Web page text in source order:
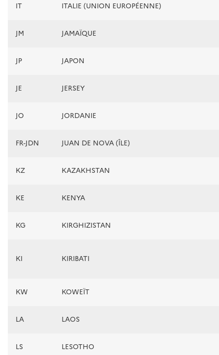
IT ITALIE (UNION EUROPÉENNE)
JM JAMAÏQUE
JP JAPON
JE JERSEY
JO JORDANIE
FR-JDN JUAN DE NOVA (ÎLE)
KZ KAZAKHSTAN
KE KENYA
KG KIRGHIZISTAN
KI KIRIBATI
KW KOWEÏT
LA LAOS
LS LESOTHO